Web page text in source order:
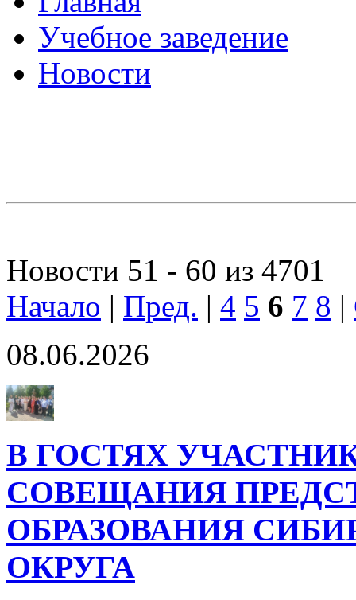
Учебное заведение
Новости
Новости 51 - 60 из 4701
Начало | Пред. | 4 5 6 7 8 |
08.06.2026
В ГОСТЯХ
СОВЕЩАНИЯ
ОБРАЗОВАНИЯ
ОКРУГА